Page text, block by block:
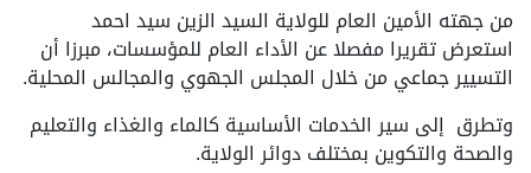
من جهته الأمين العام للولاية السيد الزين سيد احمد
استعرض تقريرا مفصلا عن الأداء العام للمؤسسات، مبرزا أن
التسيير جماعي من خلال المجلس الجهوي والمجالس المحلية.
وتطرق إلى سير الخدمات الأساسية كالماء والغذاء والتعليم
والصحة والتكوين بمختلف دوائر الولاية.